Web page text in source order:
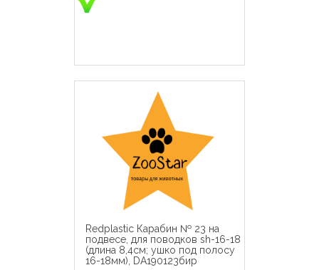
Redplastic Карабин № 23 на
подвесе, для поводков sh-16-18
(длина 8,4см; ушко под полосу
16-18мм), DA190123бир